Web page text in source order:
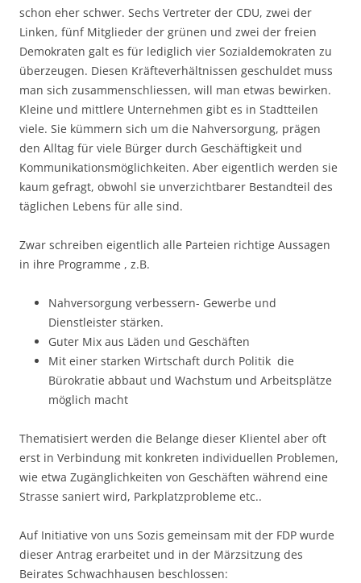
schon eher schwer. Sechs Vertreter der CDU, zwei der
Linken, fünf Mitglieder der grünen und zwei der freien
Demokraten galt es für lediglich vier Sozialdemokraten zu
überzeugen. Diesen Kräfteverhältnissen geschuldet muss
man sich zusammenschliessen, will man etwas bewirken.
Kleine und mittlere Unternehmen gibt es in Stadtteilen
viele. Sie kümmern sich um die Nahversorgung, prägen
den Alltag für viele Bürger durch Geschäftigkeit und
Kommunikationsmöglichkeiten. Aber eigentlich werden sie
kaum gefragt, obwohl sie unverzichtbarer Bestandteil des
täglichen Lebens für alle sind.
Zwar schreiben eigentlich alle Parteien richtige Aussagen
in ihre Programme , z.B.
Nahversorgung verbessern- Gewerbe und
Dienstleister stärken.
Guter Mix aus Läden und Geschäften
Mit einer starken Wirtschaft durch Politik die
Bürokratie abbaut und Wachstum und Arbeitsplätze
möglich macht
Thematisiert werden die Belange dieser Klientel aber oft
erst in Verbindung mit konkreten individuellen Problemen,
wie etwa Zugänglichkeiten von Geschäften während eine
Strasse saniert wird, Parkplatzprobleme etc..
Auf Initiative von uns Sozis gemeinsam mit der FDP wurde
dieser Antrag erarbeitet und in der Märzsitzung des
Beirates Schwachhausen beschlossen: